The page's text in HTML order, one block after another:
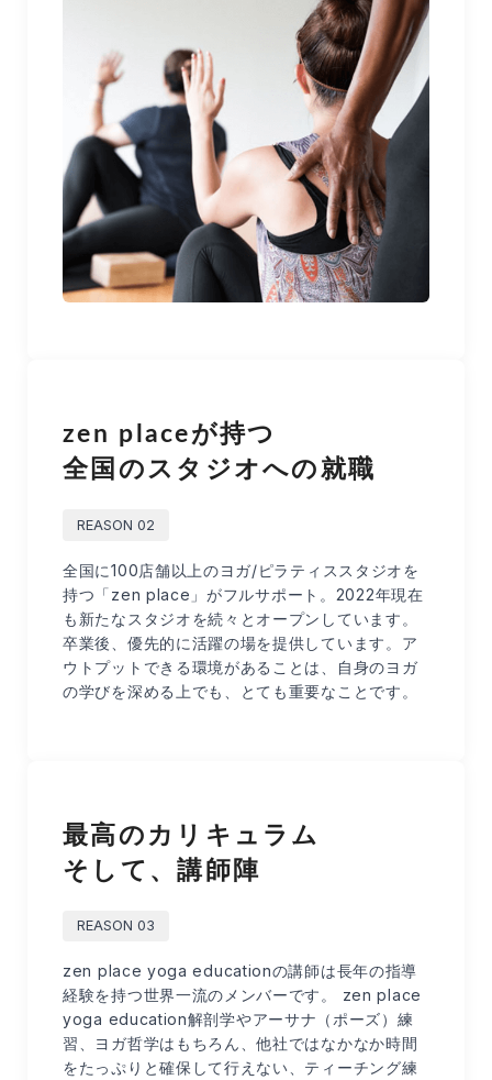
zen placeが持つ
全国のスタジオへの就職
REASON 02
全国に100店舗以上のヨガ/ピラティススタジオを
持つ「zen place」がフルサポート。2022年現在
も新たなスタジオを続々とオープンしています。
卒業後、優先的に活躍の場を提供しています。ア
ウトプットできる環境があることは、自身のヨガ
の学びを深める上でも、とても重要なことです。
最高のカリキュラム
そして、講師陣
REASON 03
zen place yoga educationの講師は長年の指導
経験を持つ世界一流のメンバーです。 zen place
yoga education解剖学やアーサナ（ポーズ）練
習、ヨガ哲学はもちろん、他社ではなかなか時間
をたっぷりと確保して行えない、ティーチング練